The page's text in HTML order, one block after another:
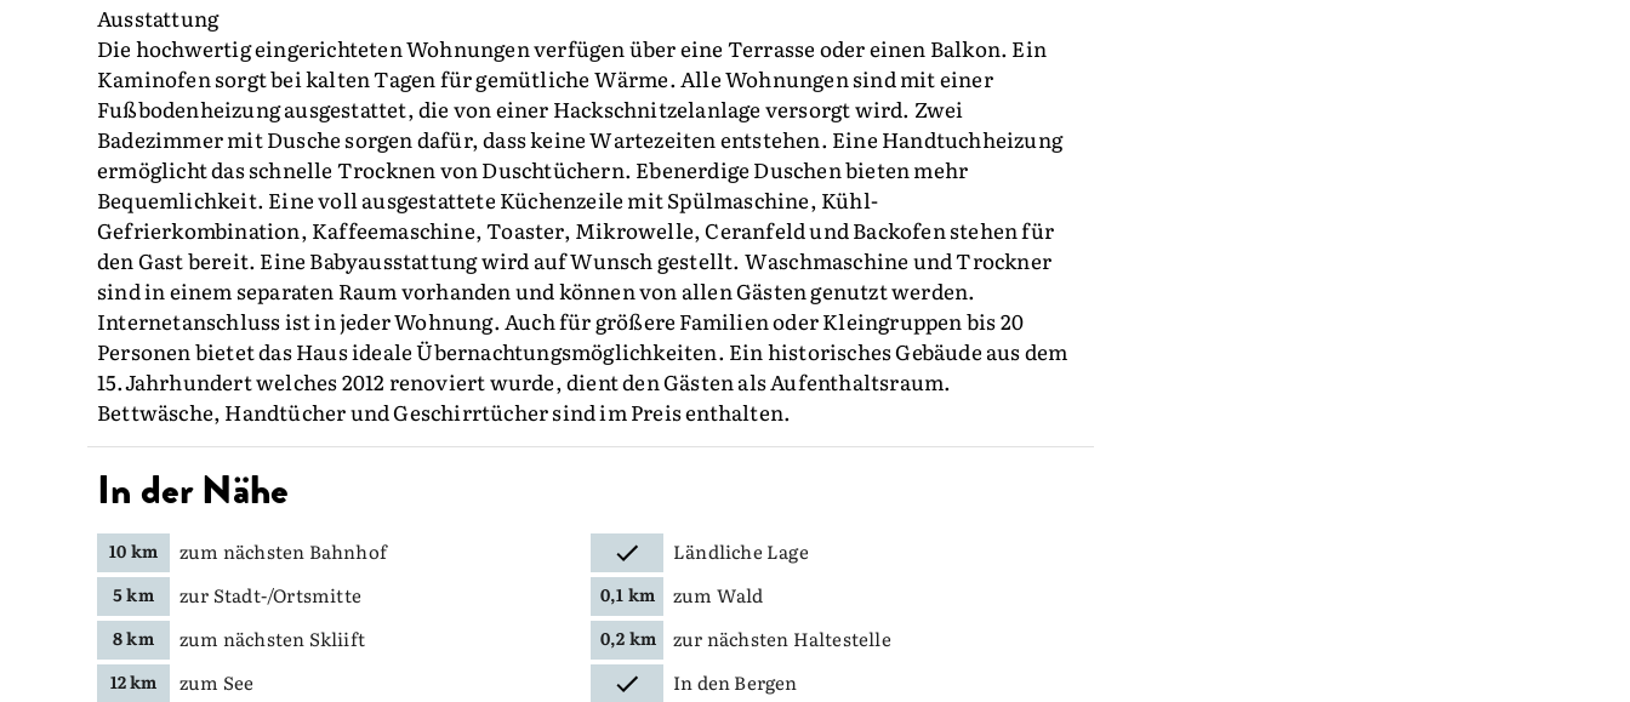
Ausstattung
Die hochwertig eingerichteten Wohnungen verfügen über eine Terrasse oder einen Balkon. Ein
Kaminofen sorgt bei kalten Tagen für gemütliche Wärme. Alle Wohnungen sind mit einer
Fußbodenheizung ausgestattet, die von einer Hackschnitzelanlage versorgt wird. Zwei
Badezimmer mit Dusche sorgen dafür, dass keine Wartezeiten entstehen. Eine Handtuchheizung
ermöglicht das schnelle Trocknen von Duschtüchern. Ebenerdige Duschen bieten mehr
Bequemlichkeit. Eine voll ausgestattete Küchenzeile mit Spülmaschine, Kühl-
Gefrierkombination, Kaffeemaschine, Toaster, Mikrowelle, Ceranfeld und Backofen stehen für
den Gast bereit. Eine Babyausstattung wird auf Wunsch gestellt. Waschmaschine und Trockner
sind in einem separaten Raum vorhanden und können von allen Gästen genutzt werden.
Internetanschluss ist in jeder Wohnung. Auch für größere Familien oder Kleingruppen bis 20
Personen bietet das Haus ideale Übernachtungsmöglichkeiten. Ein historisches Gebäude aus dem
15.Jahrhundert welches 2012 renoviert wurde, dient den Gästen als Aufenthaltsraum.
Bettwäsche, Handtücher und Geschirrtücher sind im Preis enthalten.
In der Nähe
10 km zum nächsten Bahnhof Ländliche Lage
5 km zur Stadt-/Ortsmitte 0,1 km zum Wald
8 km zum nächsten Skliift 0,2 km zur nächsten Haltestelle
12 km zum See In den Bergen